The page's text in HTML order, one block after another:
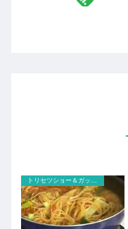
トリセツショー＆ガッテン